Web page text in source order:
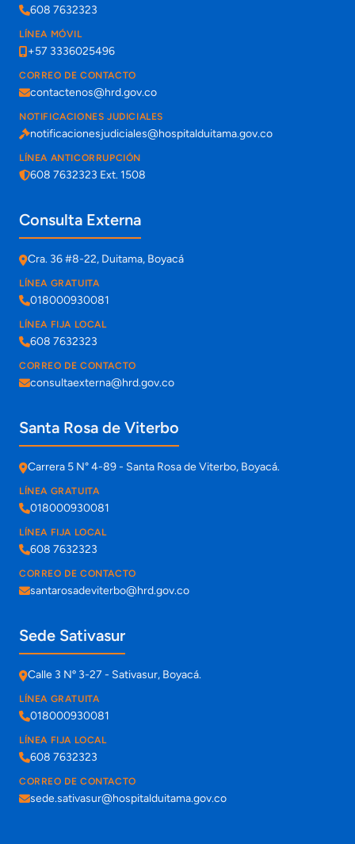
608 7632323
LÍNEA MÓVIL
+57 3336025496
CORREO DE CONTACTO
contactenos@hrd.gov.co
NOTIFICACIONES JUDICIALES
notificacionesjudiciales@hospitalduitama.gov.co
LÍNEA ANTICORRUPCIÓN
608 7632323 Ext. 1508
Consulta Externa
Cra. 36 #8-22, Duitama, Boyacá
LÍNEA GRATUITA
018000930081
LÍNEA FIJA LOCAL
608 7632323
CORREO DE CONTACTO
consultaexterna@hrd.gov.co
Santa Rosa de Viterbo
Carrera 5 N° 4-89 - Santa Rosa de Viterbo, Boyacá.
LÍNEA GRATUITA
018000930081
LÍNEA FIJA LOCAL
608 7632323
CORREO DE CONTACTO
santarosadeviterbo@hrd.gov.co
Sede Sativasur
Calle 3 Nº 3-27 - Sativasur, Boyacá.
LÍNEA GRATUITA
018000930081
LÍNEA FIJA LOCAL
608 7632323
CORREO DE CONTACTO
sede.sativasur@hospitalduitama.gov.co